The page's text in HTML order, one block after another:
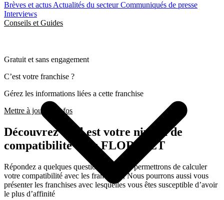
Brèves et actus Actualités du secteurCommuniqués de presse
Interviews
Conseils et Guides
Gratuit et sans engagement
C’est votre franchise ?
Gérez les informations liées a cette franchise
Mettre à jour les infos
Découvrez quel est votre niveau de
compatibilité avec FLORAJET
Répondez a quelques questions qui nous permettrons de calculer
votre compatibilité avec les franchises, Nous pourrons aussi vous
présenter les franchises avec lesquelles vous êtes susceptible d’avoir
le plus d’affinité